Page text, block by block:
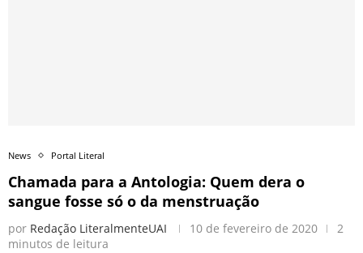
News Portal Literal
Chamada para a Antologia: Quem dera o
sangue fosse só o da menstruação
por Redação LiteralmenteUAI 10 de fevereiro de 2020
2
minutos de leitura